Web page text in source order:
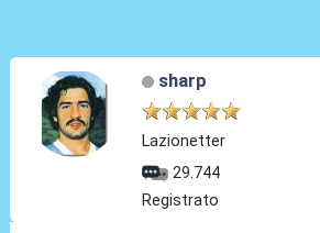
sharp
Lazionetter
29.744
Registrato